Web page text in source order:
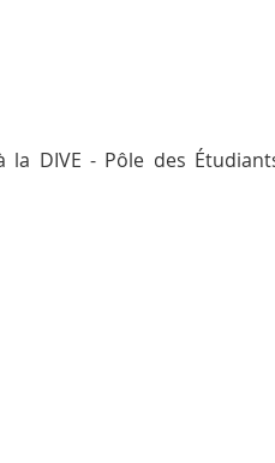
DIVE - Pôle des